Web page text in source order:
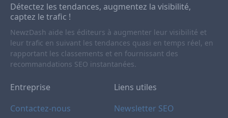
Détectez les tendances, augmentez la visibilité,
captez le trafic !
NewzDash aide les éditeurs à augmenter leur visibilité et
leur trafic en suivant les tendances quasi en temps réel, en
rapportant les classements et en fournissant des
recommandations SEO instantanées.
Entreprise
Contactez-nous
Liens utiles
Newsletter SEO